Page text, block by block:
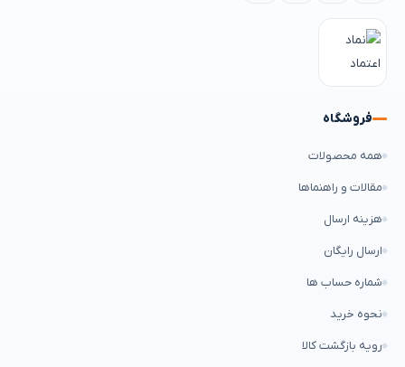
فروشگاه
همه محصولات
مقالات و راهنماها
هزینه ارسال
ارسال رایگان
شماره حساب ها
نحوه خرید
رویه بازگشت کالا